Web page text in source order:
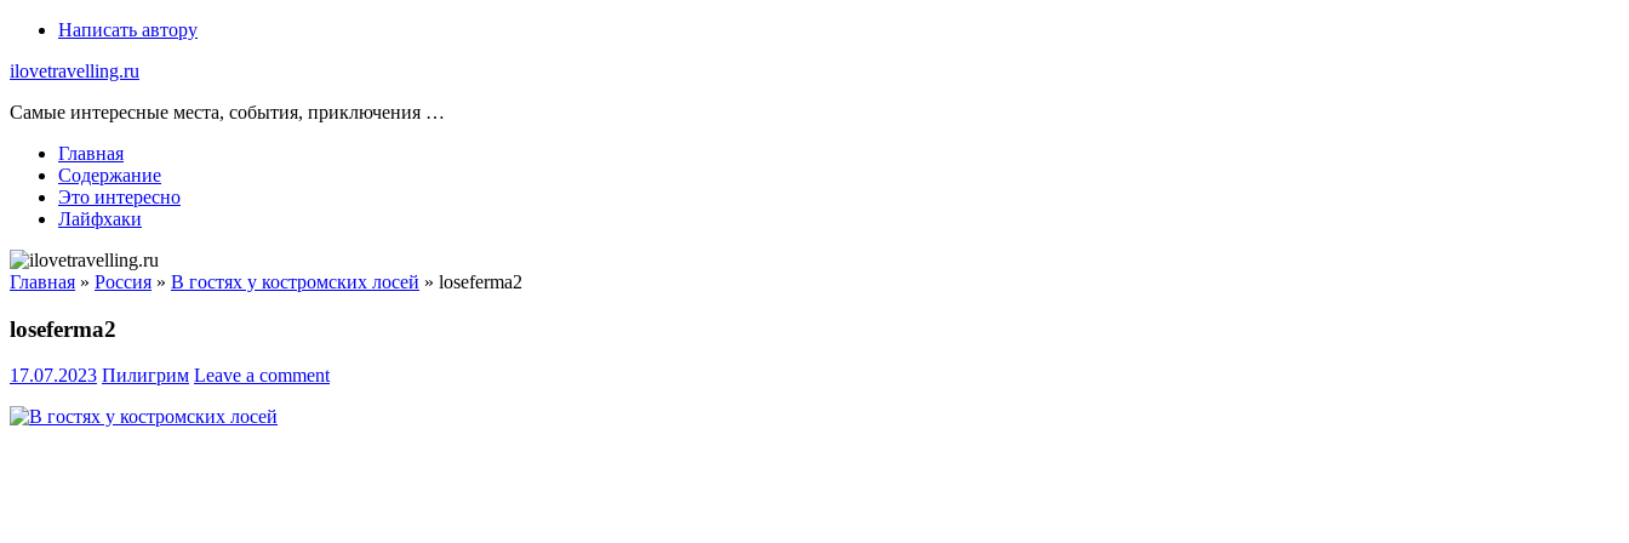
Skip
content
Написать автору
ilovetravelling.ru
Самые интересные места, события, приключения …
Главная
Содержание
Это интересно
Лайфхаки
Главная » Россия » В гостях у костромских лосей » loseferma2
loseferma2
17.07.2023 Пилигрим Leave a comment